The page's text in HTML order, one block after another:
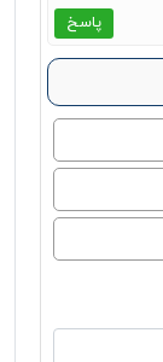
پاسخ